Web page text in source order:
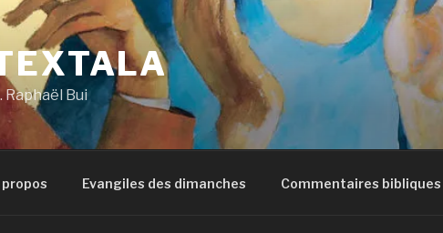
Raphaël Bui
propos Evangiles des dimanches Commentaires bibliques